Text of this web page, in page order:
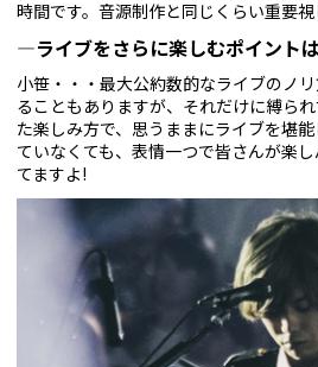
時間です。音源制作と同じくらい重要視
—ライブをさらに楽しむポイント
小笹・・・最大公約数的なライブのノ
ることもありますが、それだけに縛ら
た楽しみ方で、思うままにライブを堪
ていなくても、表情一つで皆さんが楽
てますよ!